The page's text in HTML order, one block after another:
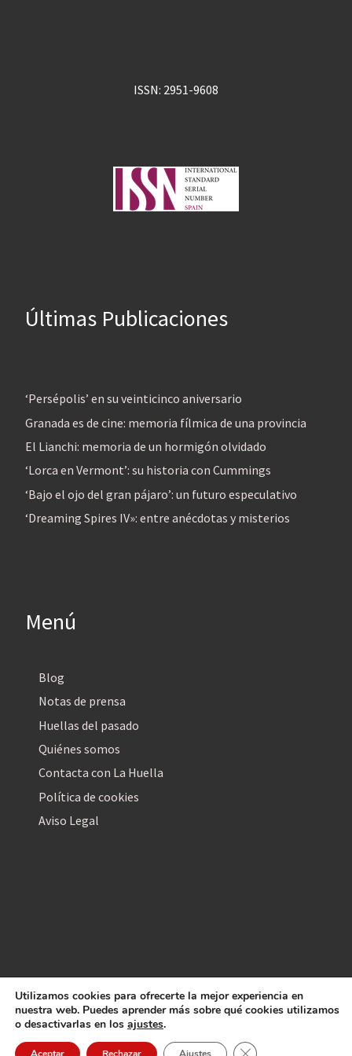
ISSN: 2951-9608
Últimas Publicaciones
‘Persépolis’ en su veinticinco aniversario
Granada es de cine: memoria fílmica de una provincia
El Lianchi: memoria de un hormigón olvidado
‘Lorca en Vermont’: su historia con Cummings
‘Bajo el ojo del gran pájaro’: un futuro especulativo
‘Dreaming Spires IV»: entre anécdotas y misterios
Menú
Blog
Notas de prensa
Huellas del pasado
Quiénes somos
Contacta con La Huella
Política de cookies
Aviso Legal
© 2026La Huella Digital– Todos los derechos reservados
Utilizamos cookies para ofrecerte la mejor experiencia en
nuestra web. Puedes aprender más sobre qué cookies utilizamos
o desactivarlas en los ajustes.
Cerrar el banner de